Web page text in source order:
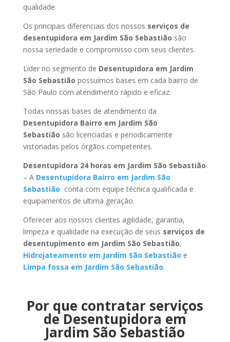
qualidade.
Os principais diferenciais dos nossos serviços de
desentupidora em Jardim São Sebastião são
nossa seriedade e compromisso com seus clientes.
Líder no segmento de Desentupidora em Jardim
São Sebastião possuímos bases em cada bairro de
São Paulo com atendimento rápido e eficaz.
Todas nossas bases de atendimento da
Desentupidora Bairro em Jardim São
Sebastião são licenciadas e periodicamente
vistoriadas pelos órgãos competentes.
Desentupidora 24 horas em Jardim São Sebastião
– A Desentupidora Bairro em Jardim São
Sebastião conta com equipe técnica qualificada e
equipamentos de ultima geração.
Oferecer aos nossos clientes agilidade, garantia,
limpeza e qualidade na execução de seus serviços de
desentupimento em Jardim São Sebastião,
Hidrojateamento em Jardim São Sebastião e
Limpa fossa em Jardim São Sebastião.
Por que contratar serviços
de Desentupidora em
Jardim São Sebastião